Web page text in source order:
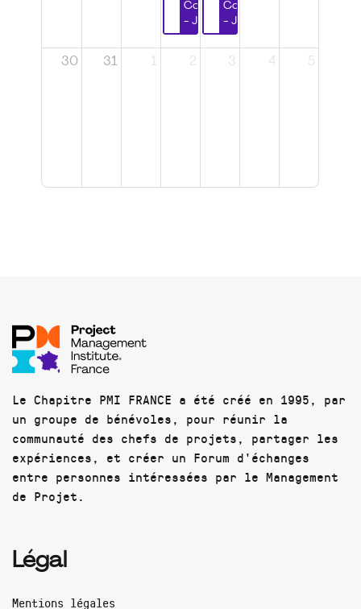
Complexes
- Jour 1
Complexes
- Jour 2
30 31 1 2 3 4 5
Le Chapitre PMI FRANCE a été créé en 1995, par
un groupe de bénévoles, pour réunir la
communauté des chefs de projets, partager les
expériences, et créer un Forum d'échanges
entre personnes intéressées par le Management
de Projet.
Légal
Mentions légales